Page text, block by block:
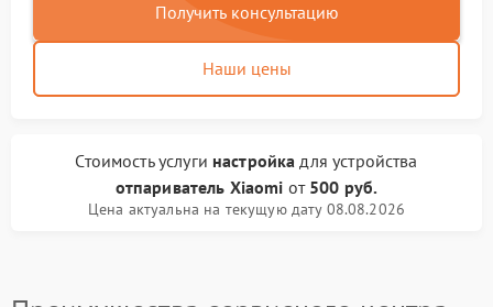
Получить консультацию
Наши цены
Стоимость услуги настройка для устройства
отпариватель Xiaomi от 500 руб.
Цена актуальна на текущую дату 08.08.2026